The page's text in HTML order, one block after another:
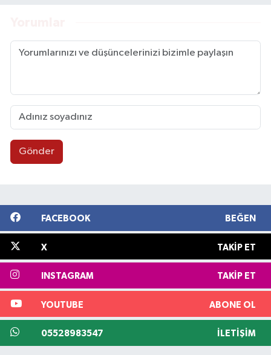
Gönder
FACEBOOK BEĞEN
X TAKIP ET
INSTAGRAM TAKIP ET
YOUTUBE ABONE OL
05528983547 İLETIŞIM